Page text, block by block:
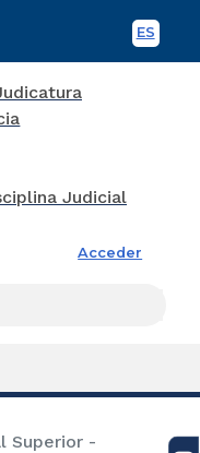
ES
Acceder
Superior -